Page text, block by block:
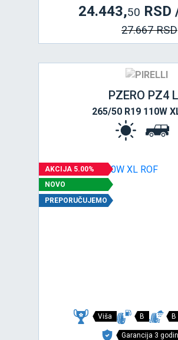
24.443,50 RSD
27.667 RSD
PZERO PZ4
265/50 R19 110W
AKCIJA 5.00%
NOVO
PREPORUČUJEMO
Viša B B
Garancija 3